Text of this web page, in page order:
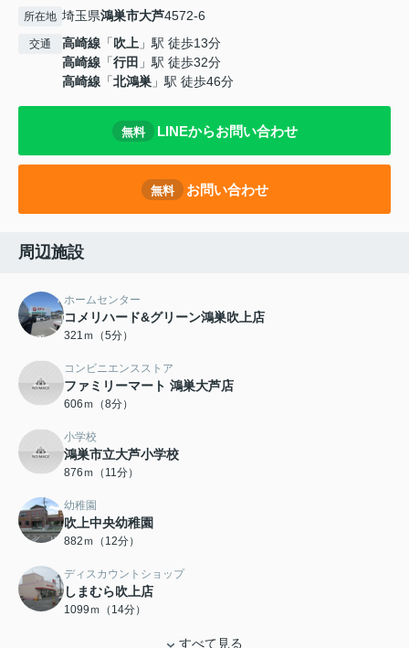
所在地 埼玉県鴻巣市大芦4572-6
交通 高崎線 「吹上 」駅 徒歩13分
高崎線 「行田 」駅 徒歩32分
高崎線 「北鴻巣 」駅 徒歩46分
無料 LINEからお問い合わせ
無料 お問い合わせ
周辺施設
ホームセンター
コメリハード&グリーン鴻巣吹上店
321ｍ（5分）
コンビニエンスストア
ファミリーマート 鴻巣大芦店
606ｍ（8分）
小学校
鴻巣市立大芦小学校
876ｍ（11分）
幼稚園
吹上中央幼稚園
882ｍ（12分）
ディスカウントショップ
しまむら吹上店
1099ｍ（14分）
すべて見る